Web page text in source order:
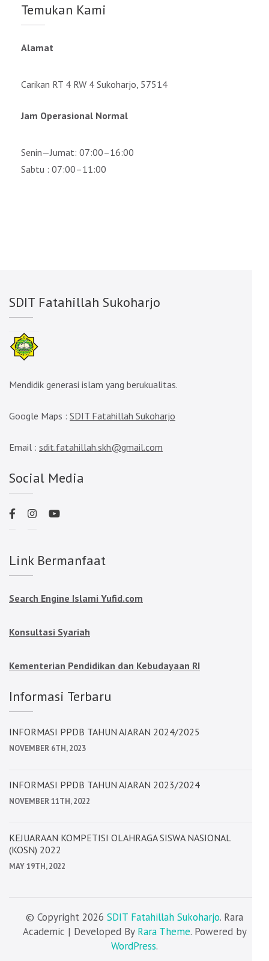
Temukan Kami
Alamat
Carikan RT 4 RW 4 Sukoharjo, 57514
Jam Operasional Normal
Senin—Jumat: 07:00–16:00
Sabtu : 07:00–11:00
SDIT Fatahillah Sukoharjo
Mendidik generasi islam yang berukualitas.
Google Maps : SDIT Fatahillah Sukoharjo
Email : sdit.fatahillah.skh@gmail.com
Social Media
Link Bermanfaat
Search Engine Islami Yufid.com
Konsultasi Syariah
Kementerian Pendidikan dan Kebudayaan RI
Informasi Terbaru
INFORMASI PPDB TAHUN AJARAN 2024/2025
NOVEMBER 6TH, 2023
INFORMASI PPDB TAHUN AJARAN 2023/2024
NOVEMBER 11TH, 2022
KEJUARAAN KOMPETISI OLAHRAGA SISWA NASIONAL
(KOSN) 2022
MAY 19TH, 2022
© Copyright 2026 SDIT Fatahillah Sukoharjo. Rara
Academic | Developed By Rara Theme. Powered by
WordPress.